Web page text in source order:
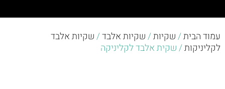
עמוד הבית/שקיות/שקיות אלבד/שקיות אלבד
לקליניקות/ שקית אלבד לקליניקה